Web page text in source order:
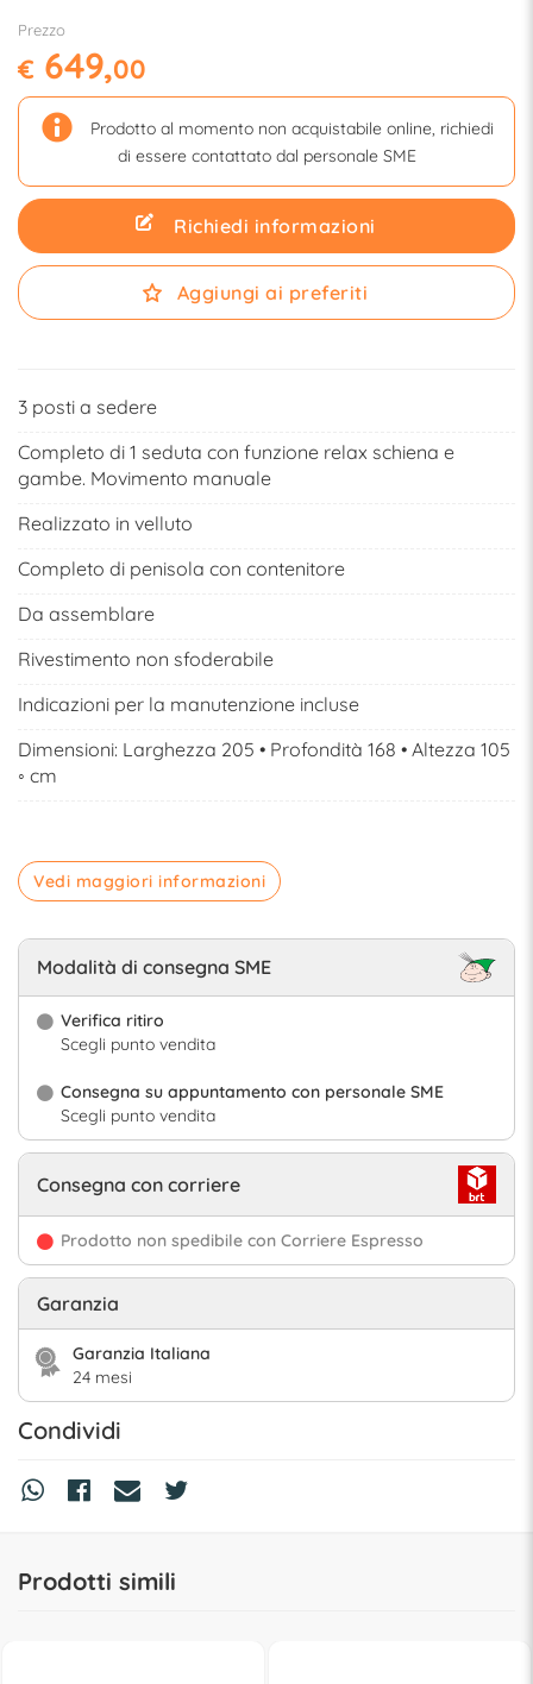
Prezzo
€ 649,00
Prodotto al momento non acquistabile online, richiedi
di essere contattato dal personale SME
Richiedi informazioni
Aggiungi ai preferiti
3 posti a sedere
Completo di 1 seduta con funzione relax schiena e
gambe. Movimento manuale
Realizzato in velluto
Completo di penisola con contenitore
Da assemblare
Rivestimento non sfoderabile
Indicazioni per la manutenzione incluse
Dimensioni: Larghezza 205 • Profondità 168 • Altezza 105
◦ cm
Vedi maggiori informazioni
Modalità di consegna SME
Verifica ritiro
Scegli punto vendita
Consegna su appuntamento con personale SME
Scegli punto vendita
Consegna con corriere
Prodotto non spedibile con Corriere Espresso
Garanzia
Garanzia Italiana
24 mesi
Condividi
Prodotti simili